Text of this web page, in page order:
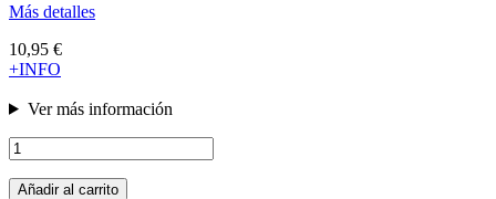
Más detalles
10,95 €
+INFO
Ver más información
Añadir al carrito